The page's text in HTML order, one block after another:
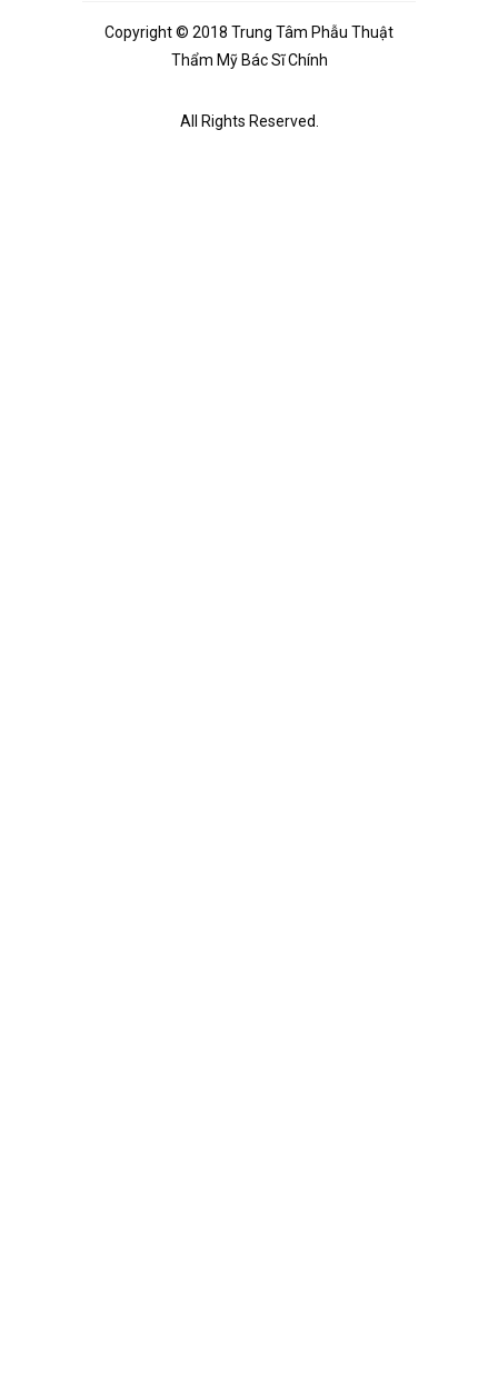
Copyright © 2018 Trung Tâm Phẫu Thuật
Thẩm Mỹ Bác Sĩ Chính
All Rights Reserved.